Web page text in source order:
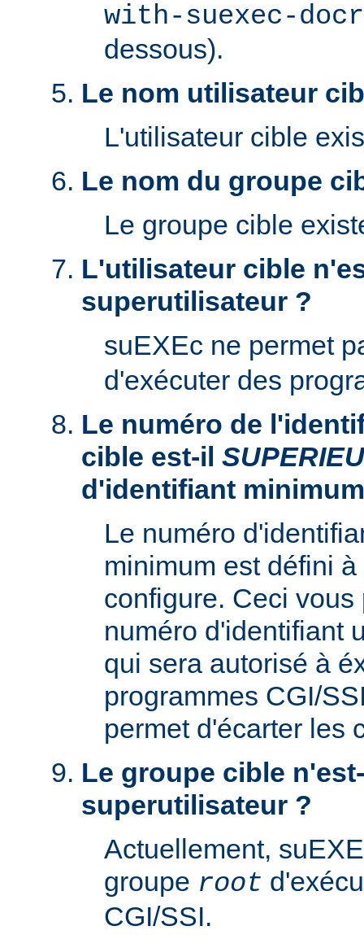
with-suexec-
dessous).
Le nom utilisateur
L'utilisateur cible
Le nom du groupe
Le groupe cible
L'utilisateur cible
superutilisateur ?
suEXEc ne permet
d'exécuter des
Le numéro de
cible est-il
d'identifiant
Le numéro
minimum est défini
configure. Ceci
numéro d'identifiant
qui sera autorisé à
programmes CGI/
permet d'écarter les
Le groupe cible
superutilisateur ?
Actuellement,
groupe root
CGI/SSI.